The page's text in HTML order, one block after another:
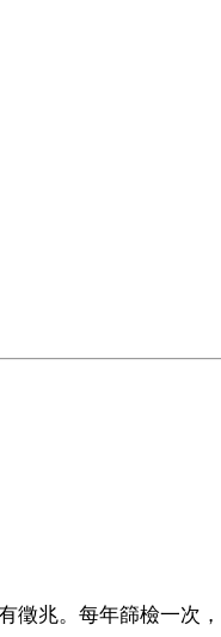
徵兆。每年篩檢一次